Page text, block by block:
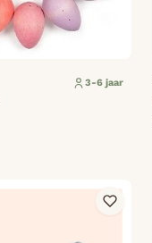
3-6 jaar